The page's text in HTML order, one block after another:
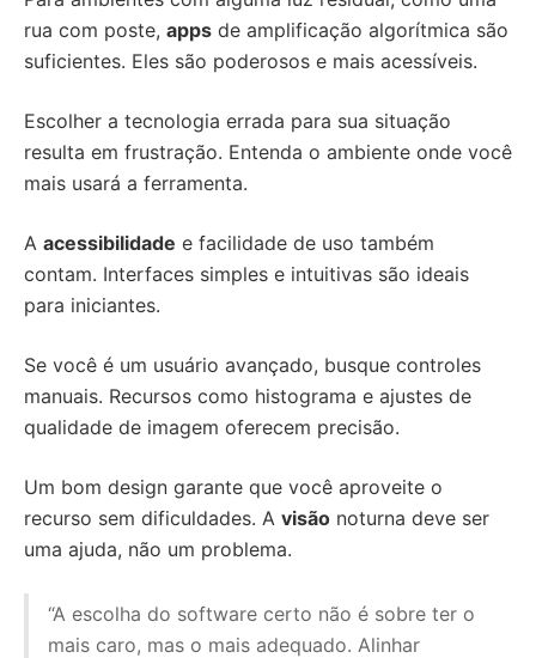
rua com poste, apps de amplificação algorítmica são
suficientes. Eles são poderosos e mais acessíveis.
Escolher a tecnologia errada para sua situação
resulta em frustração. Entenda o ambiente onde você
mais usará a ferramenta.
A acessibilidade e facilidade de uso também
contam. Interfaces simples e intuitivas são ideais
para iniciantes.
Se você é um usuário avançado, busque controles
manuais. Recursos como histograma e ajustes de
qualidade de imagem oferecem precisão.
Um bom design garante que você aproveite o
recurso sem dificuldades. A visão noturna deve ser
uma ajuda, não um problema.
“A escolha do software certo não é sobre ter o
mais caro, mas o mais adequado. Alinhar